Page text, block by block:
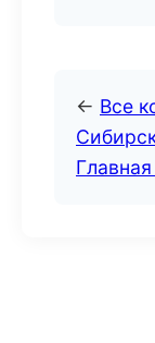
← Все